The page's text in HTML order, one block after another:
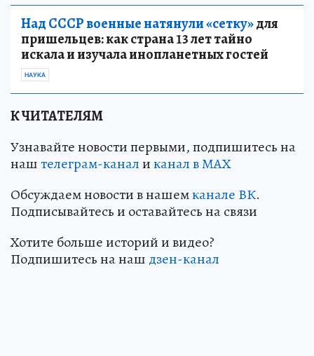
Над СССР военные натянули «сетку»для
пришельцев: как страна 13 лет тайно
искала и изучала инопланетных гостей
НАУКА
К ЧИТАТЕЛЯМ
Узнавайте новости первыми, подпишитесь на
наштелеграм-каналиканал в МАХ
Обсуждаем новости в нашемканале ВК.
Подписывайтесь и оставайтесь на связи
Хотите больше историй и видео?
Подпишитесь на наш дзен-канал